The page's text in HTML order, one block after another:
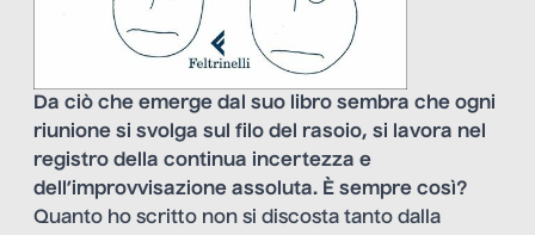
Da ciò che emerge dal suo libro sembra che ogni
riunione si svolga sul filo del rasoio, si lavora nel
registro della continua incertezza e
dell’improvvisazione assoluta. È sempre così?
Quanto ho scritto non si discosta tanto dalla